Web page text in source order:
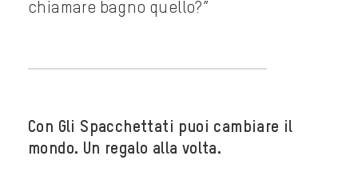
chiamare bagno quello?”
Con Gli Spacchettati puoi cambiare il
mondo. Un regalo alla volta.